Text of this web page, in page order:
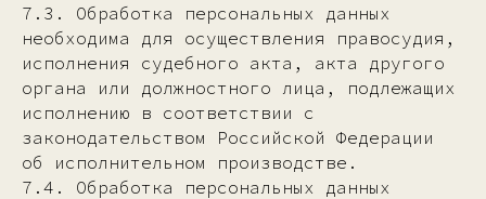
7.3. Обработка персональных данных
необходима для осуществления правосудия,
исполнения судебного акта, акта другого
органа или должностного лица, подлежащих
исполнению в соответствии с
законодательством Российской Федерации
об исполнительном производстве.
7.4. Обработка персональных данных